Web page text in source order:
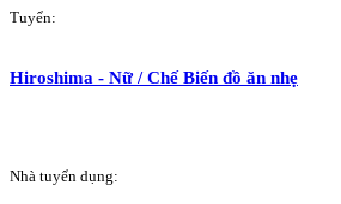
Tuyển:
Hiroshima - Nữ / Chế Biến đồ ăn nhẹ
Nhà tuyển dụng: